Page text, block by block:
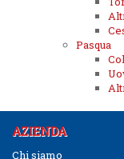
Pasqua
AZIENDA
Chi siamo